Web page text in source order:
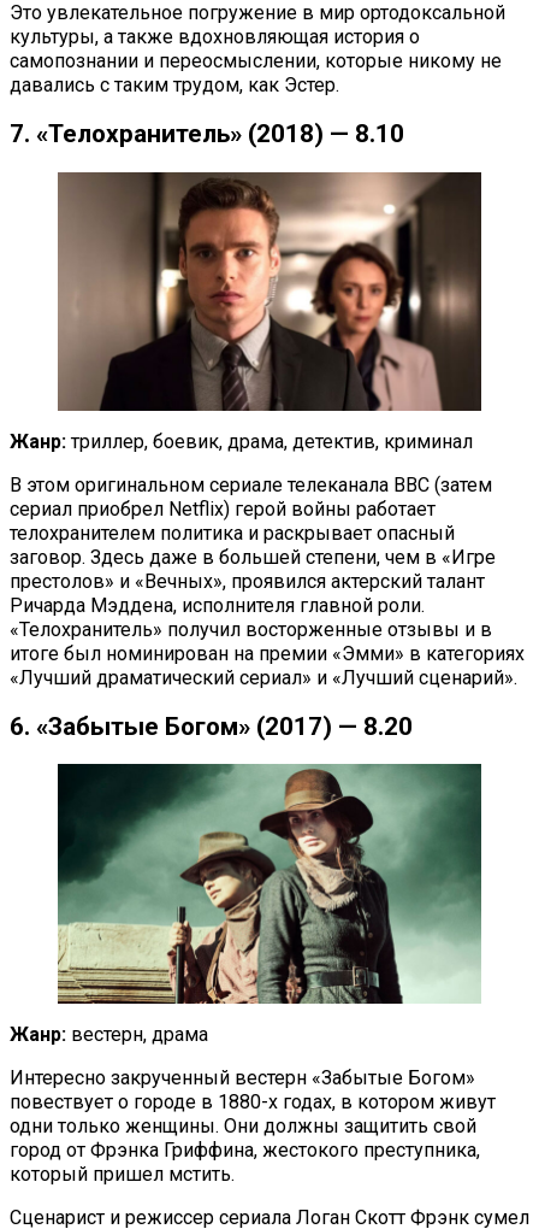
Это увлекательное погружение в мир ортодоксальной
культуры, а также вдохновляющая история о
самопознании и переосмыслении, которые никому не
давались с таким трудом, как Эстер.
7. «Телохранитель» (2018) — 8.10
Жанр:триллер, боевик, драма, детектив, криминал
В этом оригинальном сериале телеканала BBC (затем
сериал приобрел Netflix) герой войны работает
телохранителем политика и раскрывает опасный
заговор. Здесь даже в большей степени, чем в «Игре
престолов» и «Вечных», проявился актерский талант
Ричарда Мэддена, исполнителя главной роли.
«Телохранитель» получил восторженные отзывы и в
итоге был номинирован на премии «Эмми» в категориях
«Лучший драматический сериал» и «Лучший сценарий».
6. «Забытые Богом» (2017) — 8.20
Жанр: вестерн, драма
Интересно закрученный вестерн «Забытые Богом»
повествует о городе в 1880-х годах, в котором живут
одни только женщины. Они должны защитить свой
город от Фрэнка Гриффина, жестокого преступника,
который пришел мстить.
Сценарист и режиссер сериала Логан Скотт Фрэнк сумел